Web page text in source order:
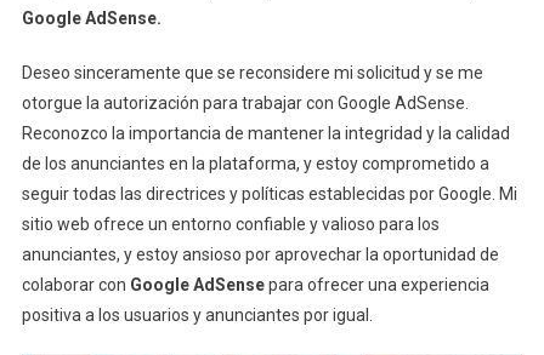
Google AdSense.
Deseo sinceramente que se reconsidere mi solicitud y se me
otorgue la autorización para trabajar con Google AdSense.
Reconozco la importancia de mantener la integridad y la calidad
de los anunciantes en la plataforma, y estoy comprometido a
seguir todas las directrices y políticas establecidas por Google. Mi
sitio web ofrece un entorno confiable y valioso para los
anunciantes, y estoy ansioso por aprovechar la oportunidad de
colaborar con Google AdSensepara ofrecer una experiencia
positiva a los usuarios y anunciantes por igual.